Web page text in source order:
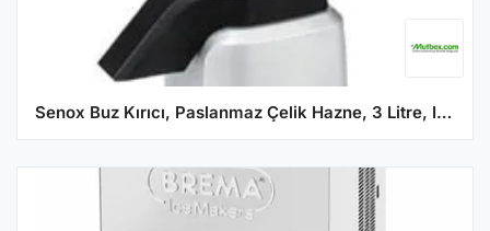
Senox Buz Kırıcı, Paslanmaz Çelik Hazne, 3 Litre, IC80A